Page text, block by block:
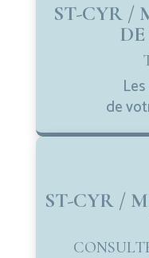
ST-CYR /
de
ST-CYR /